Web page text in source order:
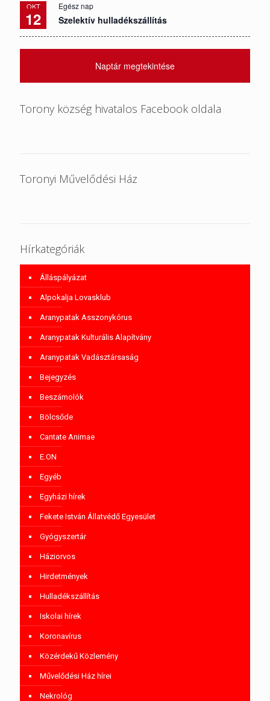
OKT
12
Egész nap
Szelektív hulladékszállítás
Naptár megtekintése
Torony község hivatalos Facebook oldala
Toronyi Művelődési Ház
Hírkategóriák
Álláspályázat
Alpokalja Lovasklub
Aranypatak Asszonykórus
Aranypatak Kulturális Alapítvány
Aranypatak Vadásztársaság
Bejegyzés
Beszámolók
Bölcsőde
Cantate Animae
E.ON
Egyéb
Egyházi hírek
Fekete István Állatvédő Egyesület
Gyógyszertár
Háziorvos
Hirdetmények
Hulladékszállítás
Iskolai hírek
Koronavírus
Közérdekű Közlemény
Művelődési Ház hírei
Nekrológ